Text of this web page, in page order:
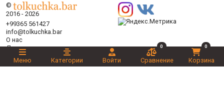
©
2016 - 2026
+99365 561427
info@tolkuchka.bar
О нас
Доставка
Статьи
Бренды
Меню Категории Войти
0
Сравнение
0
Корзина